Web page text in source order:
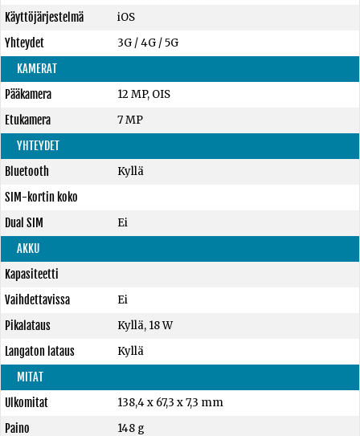
Käyttöjärjestelmä
iOS
Yhteydet
3G / 4G / 5G
KAMERAT
Pääkamera
12 MP, OIS
Etukamera
7 MP
YHTEYDET
Bluetooth
Kyllä
SIM-kortin koko
Dual SIM
Ei
AKKU
Kapasiteetti
Vaihdettavissa
Ei
Pikalataus
Kyllä, 18 W
Langaton lataus
Kyllä
MITAT
Ulkomitat
138,4 x 67,3 x 7,3 mm
Paino
148 g